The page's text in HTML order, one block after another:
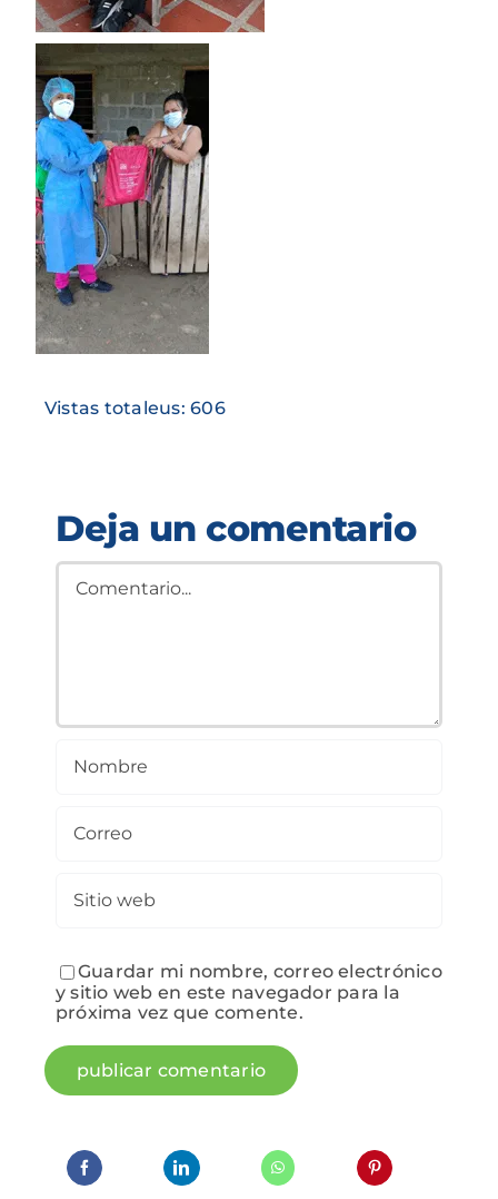
Vistas totaleus: 606
Deja un comentario
Comment
Guardar mi nombre, correo electrónico
y sitio web en este navegador para la
próxima vez que comente.